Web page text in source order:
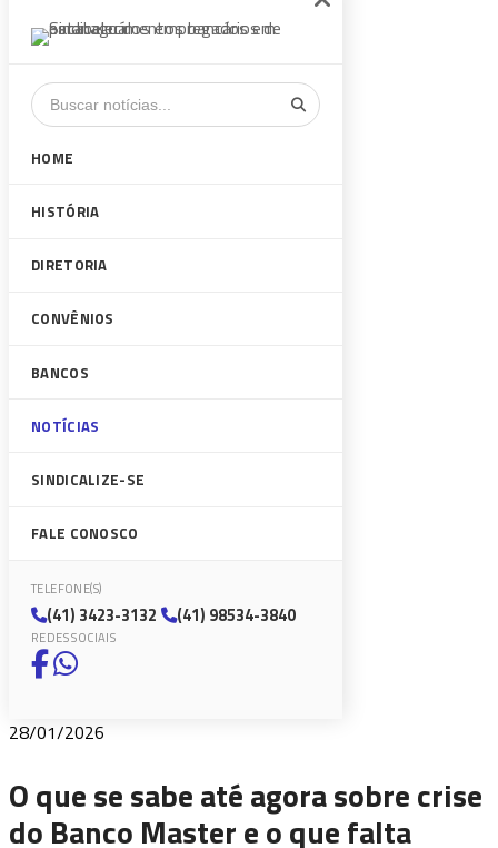
HOME
HISTÓRIA
DIRETORIA
CONVÊNIOS
BANCOS
NOTÍCIAS
SINDICALIZE-SE
FALE CONOSCO
TELEFONE(S)
(41) 3423-3132 (41) 98534-3840
REDES SOCIAIS
28/01/2026
O que se sabe até agora sobre crise
do Banco Master e o que falta